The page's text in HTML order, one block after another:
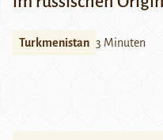
Turkmenistan 3 Minuten